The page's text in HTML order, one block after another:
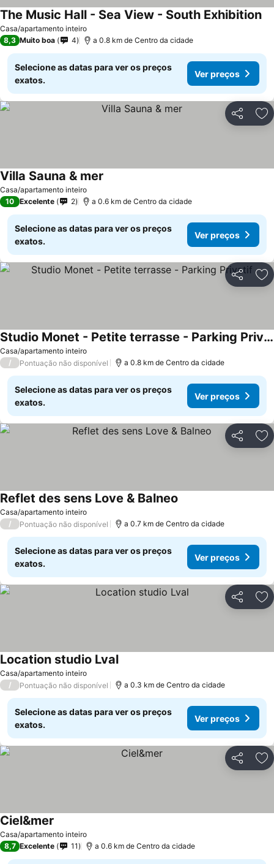
Casa/apartamento inteiro
The Music Hall - Sea View - South Exhibition
8,3 Muito boa 4 a 0.8 km de Centro da cidade
Selecione as datas para ver os preços
exatos.
Ver preços
Partilhar
Casa/apartamento inteiro
Villa Sauna & mer
10 Excelente 2 a 0.6 km de Centro da cidade
Selecione as datas para ver os preços
exatos.
Ver preços
Partilhar
Casa/apartamento inteiro
Studio Monet - Petite terrasse - Parking Privatif
Ver preços
/ Pontuação não disponível a 0.8 km de Centro da cidade
Selecione as datas para ver os preços
exatos.
Ver preços
Partilhar
Casa/apartamento inteiro
Reflet des sens Love & Balneo
/ Pontuação não disponível a 0.7 km de Centro da cidade
Selecione as datas para ver os preços
exatos.
Ver preços
Partilhar
Casa/apartamento inteiro
Location studio LvalVer preços
/ Pontuação não disponível a 0.3 km de Centro da cidade
Selecione as datas para ver os preços
exatos.
Ver preços
Partilhar
Casa/apartamento inteiro
Ciel&mer
8,7 Excelente 11 a 0.6 km de Centro da cidade